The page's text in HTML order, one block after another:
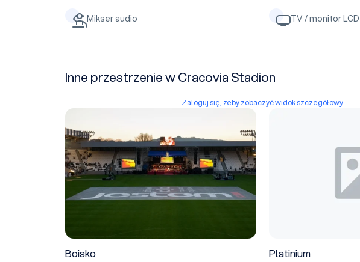
Mikser audio TV / monitor LCD
Inne przestrzenie w Cracovia Stadion
Zaloguj się, żeby zobaczyć widok szczegółowy
Boisko Platinium